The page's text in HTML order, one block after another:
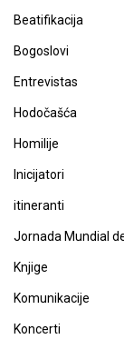
Beatifikacija
Bogoslovi
Entrevistas
Hodočašća
Homilije
Inicijatori
itineranti
Jornada Mundial
Knjige
Komunikacije
Koncerti